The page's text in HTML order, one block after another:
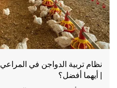
نظام تربية الدواجن في المراعي
| أيهما أفضل؟